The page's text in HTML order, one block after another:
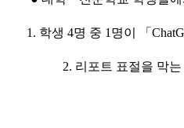
1. 학생 4명 중 1명이 「
2. 리포트 표절을 막